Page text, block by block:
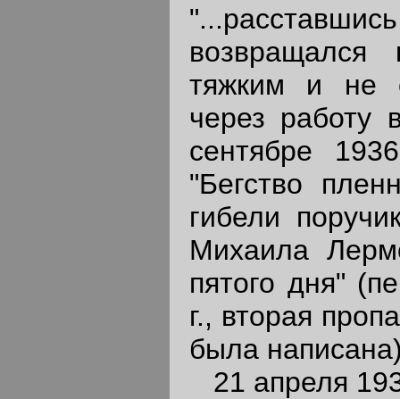
тяжким и не
через работу
сентябре
"Бегство
гибели
Михаила
пятого дня"
г., вторая
была
21 апреля